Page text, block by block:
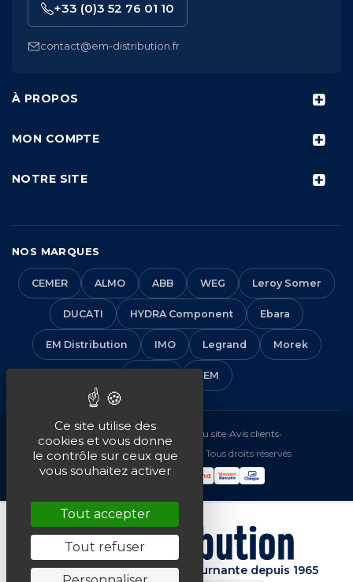
À PROPOS
MON COMPTE
NOTRE SITE
+33 (0)3 52 76 01 10
contact@em-distribution.fr
NOS MARQUES
CEMER ALMO ABB WEG Leroy Somer
DUCATI HYDRA Component Ebara
EM Distribution IMO Legrand Morek
VEM
Mentions légales•CGV Plan du site•Avis clients•
© 2016-2026 EM Distribution - Tous droits réservés
Spécialiste de la machine tournante depuis 1965
Ce site utilise des
cookies et vous donne
le contrôle sur ceux que
vous souhaitez activer
Tout accepter
Tout refuser